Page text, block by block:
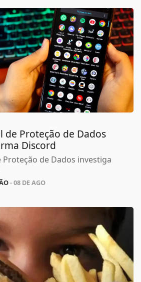
de Proteção de Dados
Discord
Proteção de Dados investiga
- 08 DE AGO